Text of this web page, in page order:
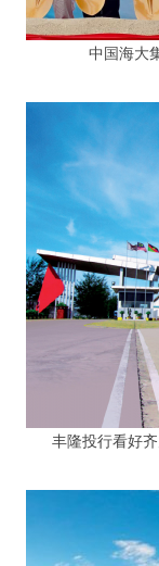
中国海大
丰隆投行看好